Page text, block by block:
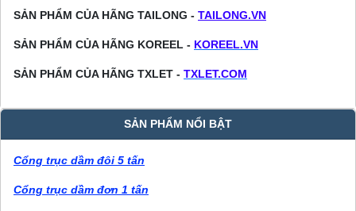
SẢN PHẨM CỦA HÃNG TAILONG - TAILONG.VN
SẢN PHẨM CỦA HÃNG KOREEL - KOREEL.VN
SẢN PHẨM CỦA HÃNG TXLET - TXLET.COM
SẢN PHẨM NỔI BẬT
Cổng trục dầm đôi 5 tấn
Cổng trục dầm đơn 1 tấn